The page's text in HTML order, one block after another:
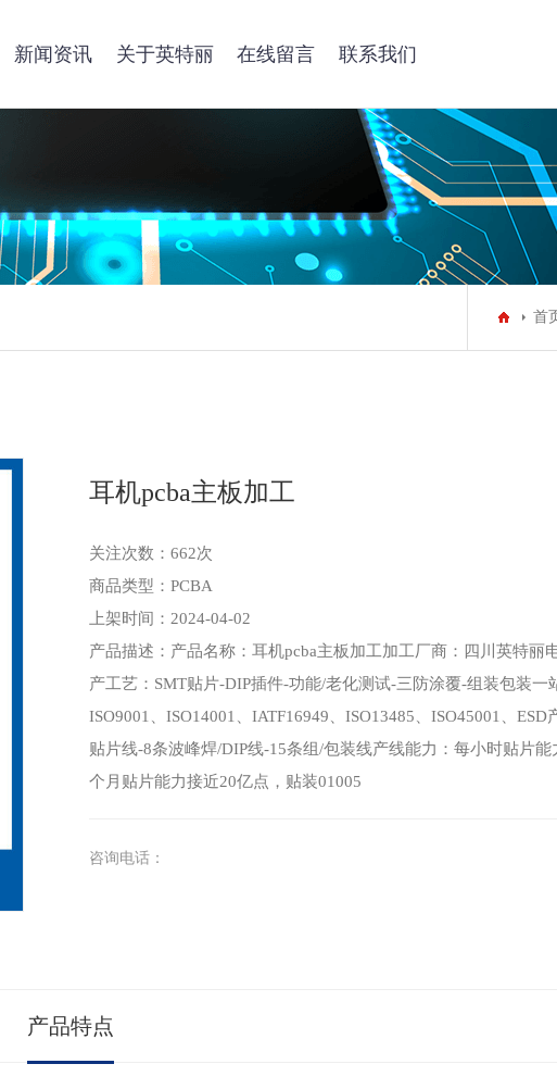
新闻资讯 关于英特丽 在线留言 联系我们
首
耳机pcba主板加工
关注次数： 662次
商品类型：PCBA
上架时间：2024-04-02
产品描述：产品名称：耳机pcba主板加工加工厂商：四川英特丽
产工艺：SMT贴片-DIP插件-功能/老化测试-三防涂覆-组装包装一
ISO9001、ISO14001、IATF16949、ISO13485、ISO45001、ESD
贴片线-8条波峰焊/DIP线-15条组/包装线产线能力：每小时贴片
个月贴片能力接近20亿点，贴装01005
咨询电话：
产品特点